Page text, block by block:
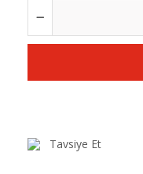
Tavsiye Et